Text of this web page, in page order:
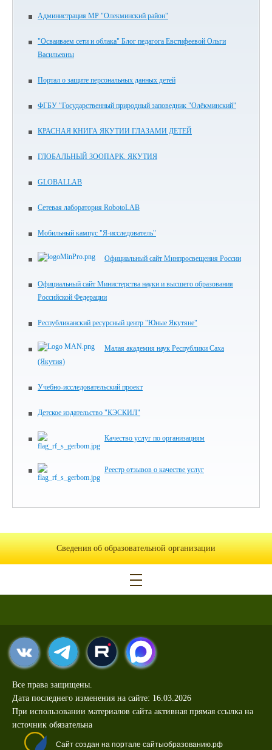
Администрация МР "Олекминский район"
"Осваиваем сети и облака" Блог педагога Евстифеевой Ольги
Васильевны
Портал о защите персональных данных детей
ФГБУ "Государственный природный заповедник "Олёкминский"
КРАСНАЯ КНИГА ЯКУТИИ ГЛАЗАМИ ДЕТЕЙ
ГЛОБАЛЬНЫЙ ЗООПАРК. ЯКУТИЯ
GLOBALLAB
Сетевая лаборатория RobotoLAB
Мобильный кампус "Я-исследователь"
Официальный сайт Минпросвещения России
Официальный сайт Министерства науки и высшего образования
Российской Федерации
Республиканский ресурсный центр "Юные Якутяне"
Малая академия наук Республики Саха
(Якутия)
Учебно-исследовательский проект
Детское издательство "КЭСКИЛ"
Качество услуг по организациям
Реестр отзывов о качестве услуг
Сведения об образовательной организации
Все права защищены.
Дата последнего изменения на сайте: 16.03.2026
При использовании материалов сайта активная прямая ссылка на
источник обязательна
Сайт создан на портале сайтыобразованию.рф